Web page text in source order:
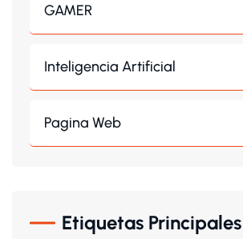
GAMER
Inteligencia Artificial
Pagina Web
Etiquetas Principales